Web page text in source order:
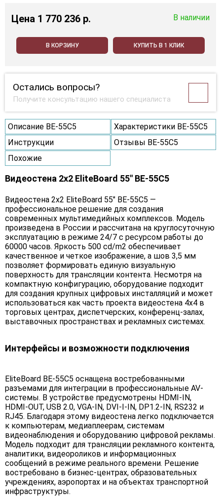
Цена 1 770 236 p. В наличии
В КОРЗИНУ КУПИТЬ В 1 КЛИК
Остались вопросы?
Получите консультацию нашего специалиста
Описание BE-55C5
Характеристики BE-55C5
Инструкции
Отзывы BE-55C5
Похожие
Видеостена 2x2 EliteBoard 55" BE-55C5
Видеостена 2х2 EliteBoard 55" BE-55C5 —
профессиональное решение для создания
современных мультимедийных комплексов. Модель
произведена в России и рассчитана на круглосуточную
эксплуатацию в режиме 24/7 с ресурсом работы до
60000 часов. Яркость 500 cd/m2 обеспечивает
качественное и четкое изображение, а шов 3,5 мм
позволяет формировать единую визуальную
поверхность для трансляции контента. Несмотря на
компактную конфигурацию, оборудование подходит
для создания крупных цифровых инсталляций и может
использоваться как часть проекта видеостена 4х4 в
торговых центрах, диспетчерских, конференц-залах,
выставочных пространствах и рекламных системах.
Интерфейсы и возможности подключения
EliteBoard BE-55C5 оснащена востребованными
разъемами для интеграции в профессиональные AV-
системы. В устройстве предусмотрены HDMI-IN,
HDMI-OUT, USB 2.0, VGA-IN, DVI-I-IN, DP1.2-IN, RS232 и
RJ45. Благодаря этому видеостена легко подключается
к компьютерам, медиаплеерам, системам
видеонаблюдения и оборудованию цифровой рекламы.
Модель подходит для трансляции рекламного контента,
аналитики, видеороликов и информационных
сообщений в режиме реального времени. Решение
востребовано в бизнес-центрах, образовательных
учреждениях, аэропортах и на объектах транспортной
инфраструктуры.